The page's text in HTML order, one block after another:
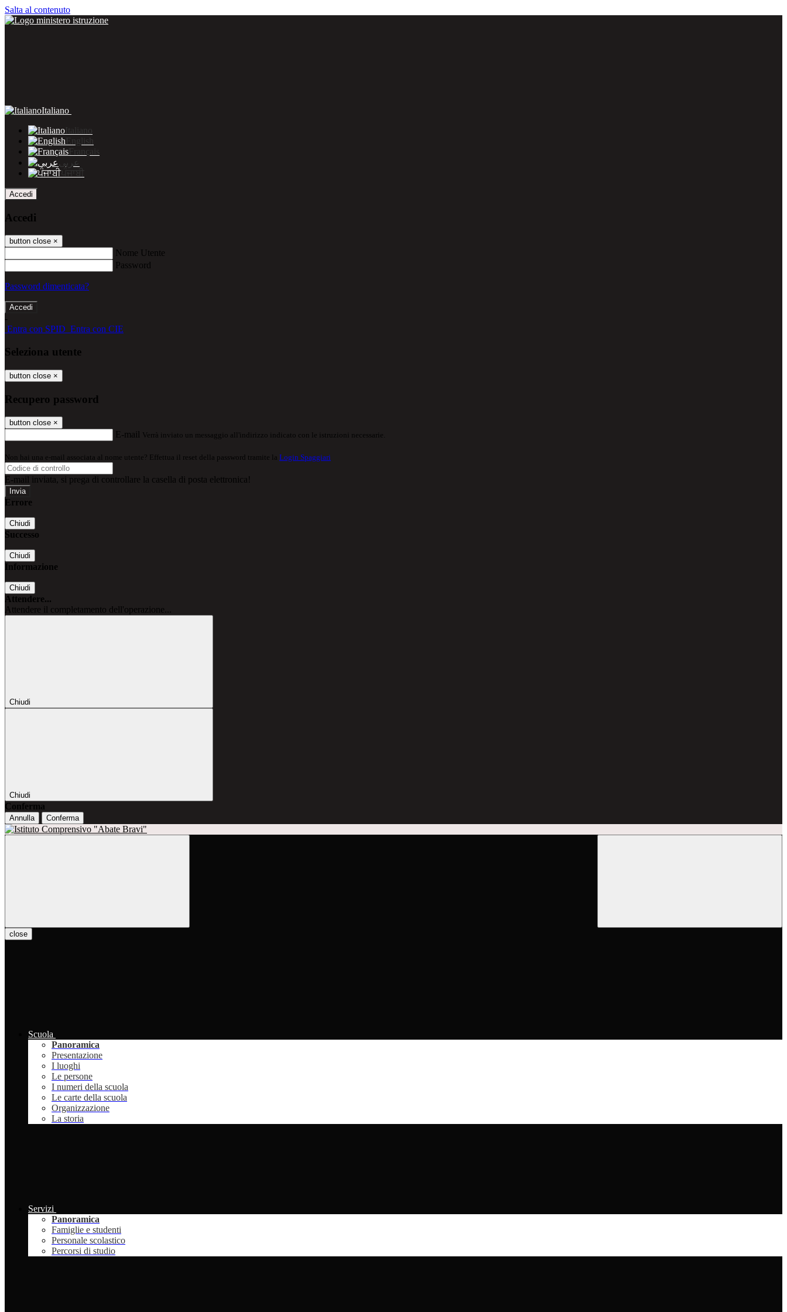
Salta al contenuto
Italiano
Italiano
English
Français
عربى
ਪੰਜਾਬੀ
Accedi
Accedi
button close ×
Nome Utente
Password
Password dimenticata?
-
Entra con SPID Entra con CIE
Seleziona utente
button close ×
Recupero password
button close ×
E-mail Verrà inviato un messaggio all'indirizzo indicato con le istruzioni necessarie.
Non hai una e-mail associata al nome utente? Effettua il reset della password tramite la Login Spaggiari
E-mail inviata, si prega di controllare la casella di posta elettronica!
Errore
Chiudi
Successo
Chiudi
Informazione
Chiudi
Attendere...
Attendere il completamento dell'operazione...
Chiudi
Chiudi
Conferma
Annulla Conferma
close
Scuola
Panoramica
Presentazione
I luoghi
Le persone
I numeri della scuola
Le carte della scuola
Organizzazione
La storia
Servizi
Panoramica
Famiglie e studenti
Personale scolastico
Percorsi di studio